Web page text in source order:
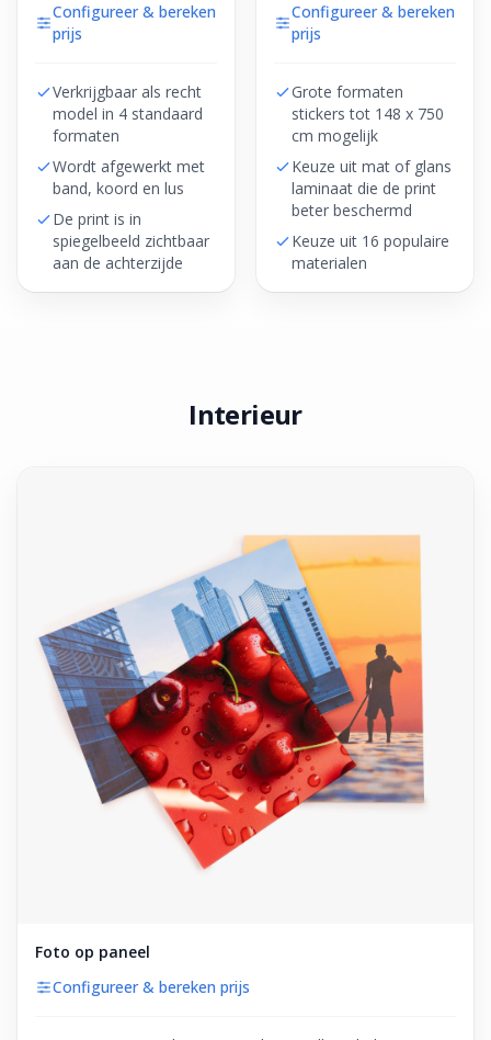
Configureer & bereken
prijs
Verkrijgbaar als recht
model in 4 standaard
formaten
Wordt afgewerkt met
band, koord en lus
De print is in
spiegelbeeld zichtbaar
aan de achterzijde
Configureer & bereken
prijs
Grote formaten
stickers tot 148 x 750
cm mogelijk
Keuze uit mat of glans
laminaat die de print
beter beschermd
Keuze uit 16 populaire
materialen
Interieur
Foto op paneel
Configureer & bereken prijs